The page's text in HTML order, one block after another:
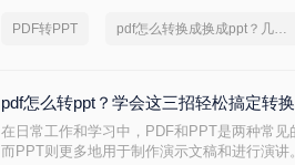
PDF转PPT pdf怎么转换成换成ppt？几招轻松搞定
pdf怎么转ppt？学会这三招轻松搞定转换
在日常工作和学习中，PDF和PPT是两种常
而PPT则更多地用于制作演示文稿和进行演